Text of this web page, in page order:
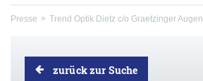
Presse Trend Optik Dietz c/o Graetzinger
zurück zur Suche